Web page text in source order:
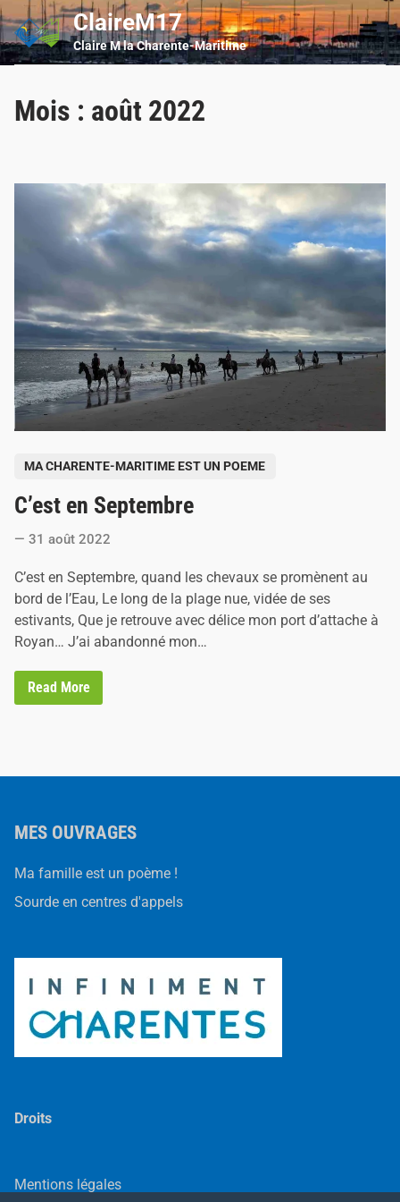
Skip
to
content
ClaireM17
Claire M la Charente-Maritime
Main
Menu
Mois : août 2022
s
d
i
n
MA CHARENTE-MARITIME EST UN POEME
C’est en Septembre
31 août 2022
C’est en Septembre, quand les chevaux se promènent au
bord de l’Eau, Le long de la plage nue, vidée de ses
estivants, Que je retrouve avec délice mon port d’attache à
Royan… J’ai abandonné mon…
C
’
n
t
e
b
e
Read More
MES OUVRAGES
Ma famille est un poème !
Sourde en centres d'appels
Droits
Mentions légales